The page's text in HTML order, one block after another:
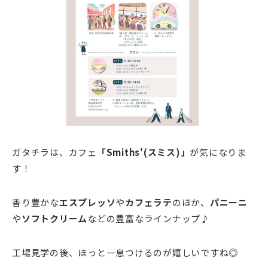
ガタチラは、カフェ 「Smiths'(スミス)」 が気になりま
す！
香り豊かなエスプレッソやカフェラテのほか、 パニーニ
やソフトクリームなどの豊富なラインナップ♪
工場見学の後、ほっと一息つけるのが嬉しいですね◎